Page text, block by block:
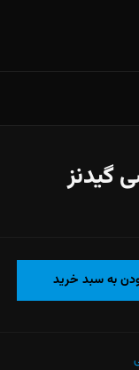
گيدنز
به سبد خرید